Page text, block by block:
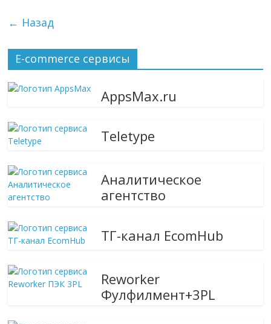
← Назад
E-commerce сервисы
AppsMax.ru
Teletype
Аналитическое
агентство
ТГ-канал EcomHub
Reworker
Фулфилмент+3PL